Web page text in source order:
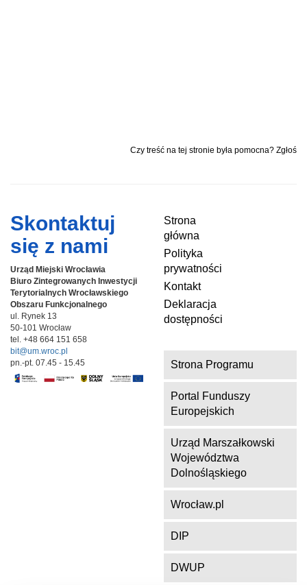
Czy treść na tej stronie była pomocna? Zgłoś
Skontaktuj
się z nami
Urząd Miejski Wrocławia
Biuro Zintegrowanych Inwestycji
Terytorialnych Wrocławskiego
Obszaru Funkcjonalnego
ul. Rynek 13
50-101 Wrocław
tel. +48 664 151 658
bit@um.wroc.pl
pn.-pt. 07.45 - 15.45
Strona
główna
Polityka
prywatności
Kontakt
Deklaracja
dostępności
Strona Programu
Portal Funduszy
Europejskich
Urząd Marszałkowski
Województwa
Dolnośląskiego
Wrocław.pl
DIP
DWUP